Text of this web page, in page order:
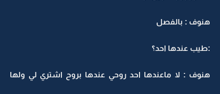
هنوف : بالفصل
:طيب عندها احد؟
هنوف : لا ماعندها احد روحي عندها بروح اشتري لي ولها